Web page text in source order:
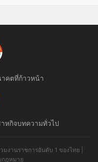
คตที่ก้าวหน้า
หกิจบทความทั่วไป
งานราชการอันดับ 1 ของไทย |
กฎหมาย